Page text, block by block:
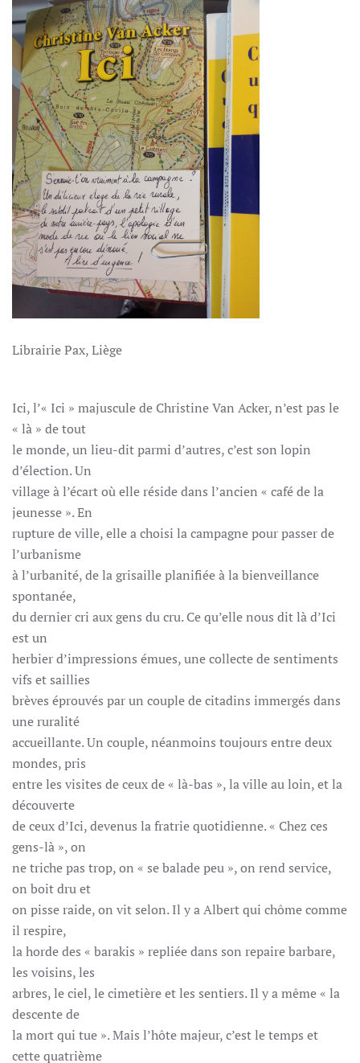
Librairie Pax, Liège
Ici, l’« Ici » majuscule de Christine Van Acker, n’est pas le
« là » de tout
le monde, un lieu-dit parmi d’autres, c’est son lopin
d’élection. Un
village à l’écart où elle réside dans l’ancien « café de la
jeunesse ». En
rupture de ville, elle a choisi la campagne pour passer de
l’urbanisme
à l’urbanité, de la grisaille planifiée à la bienveillance
spontanée,
du dernier cri aux gens du cru. Ce qu’elle nous dit là d’Ici
est un
herbier d’impressions émues, une collecte de sentiments
vifs et saillies
brèves éprouvés par un couple de citadins immergés dans
une ruralité
accueillante. Un couple, néanmoins toujours entre deux
mondes, pris
entre les visites de ceux de « là-bas », la ville au loin, et la
découverte
de ceux d’Ici, devenus la fratrie quotidienne. « Chez ces
gens-là », on
ne triche pas trop, on « se balade peu », on rend service,
on boit dru et
on pisse raide, on vit selon. Il y a Albert qui chôme comme
il respire,
la horde des « barakis » repliée dans son repaire barbare,
les voisins, les
arbres, le ciel, le cimetière et les sentiers. Il y a même « la
descente de
la mort qui tue ». Mais l’hôte majeur, c’est le temps et
cette quatrième